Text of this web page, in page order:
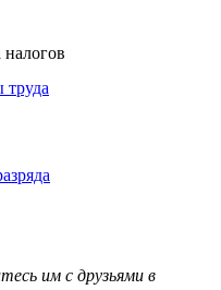
труда
им с друзьями в